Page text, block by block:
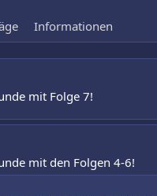
Informationen
mit Folge 7!
mit den Folgen 4-6!